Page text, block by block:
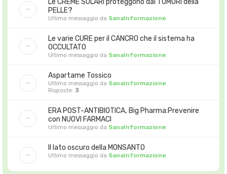
PELLE?
Ultimo messaggio da SanaInformazione
Le varie CURE per il CANCRO che il sistema ha
OCCULTATO
Ultimo messaggio da SanaInformazione
Aspartame Tossico
Ultimo messaggio da SanaInformazione
Risposte: 3
ERA POST-ANTIBIOTICA, Big Pharma:Prevenire
con NUOVI FARMACI
Ultimo messaggio da SanaInformazione
Il lato oscuro della MONSANTO
Ultimo messaggio da SanaInformazione